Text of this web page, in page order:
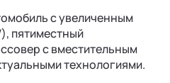
с увеличенным
пятиместный
с вместительным
технологиями.